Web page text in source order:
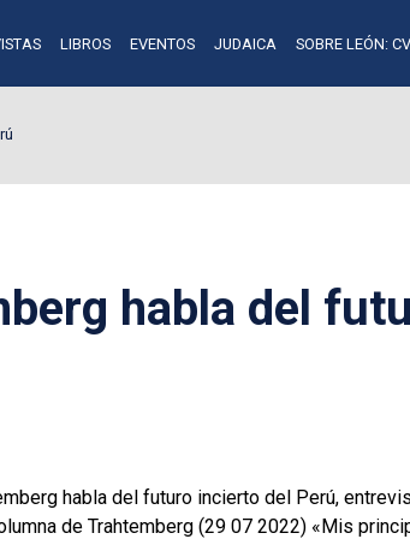
LIBROS EVENTOS JUDAICA SOBRE LEÓN:
habla del
habla del futuro incierto del Perú,
de Trahtemberg (29 07 2022) «Mis